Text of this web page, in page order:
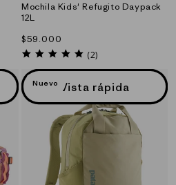
Mochila Kids' Refugito Daypack
12L
Precio
habitual
$59.000
5.0
star
(2)
Nuevo Vista rápida